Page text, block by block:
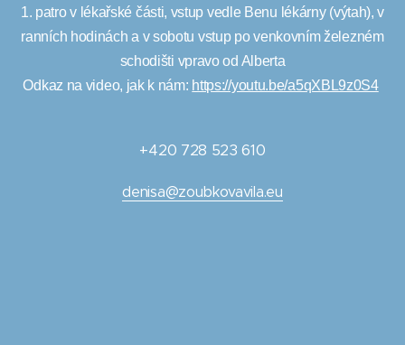
1. patro v lékařské části, vstup vedle Benu lékárny (výtah), v
ranních hodinách a v sobotu vstup po venkovním železném
schodišti vpravo od Alberta
Odkaz na video, jak k nám: https://youtu.be/a5qXBL9z0S4
+420 728 523 610
denisa@zoubkovavila.eu